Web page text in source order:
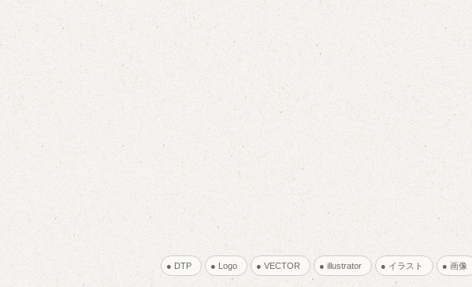
● DTP ● Logo ● VECTOR ● illustrator ● イラスト ● 画像
3
3